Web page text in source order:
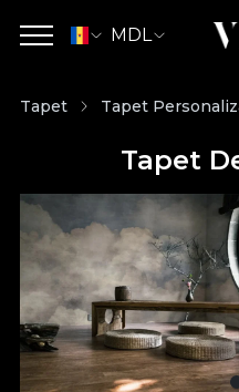
MDL
Tapet Tapet
Tapet